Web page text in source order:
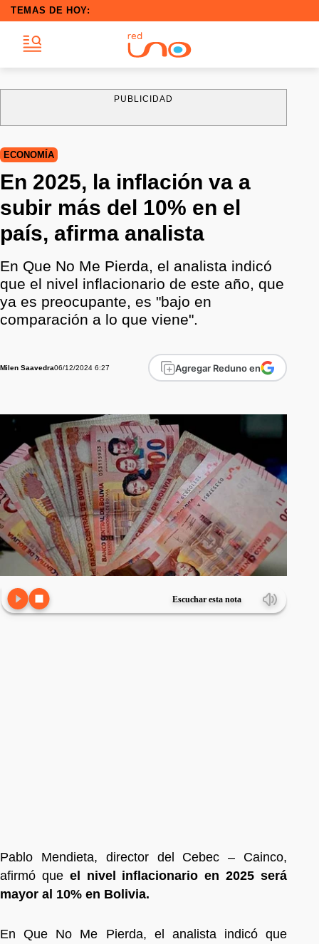
TEMAS DE HOY:
PUBLICIDAD
ECONOMÍA
En 2025, la inflación va a
subir más del 10% en el
país, afirma analista
En Que No Me Pierda, el analista indicó
que el nivel inflacionario de este año, que
ya es preocupante, es "bajo en
comparación a lo que viene".
Milen Saavedra06/12/2024 6:27 Agregar Reduno en
Escuchar esta nota
Pablo Mendieta, director del Cebec – Cainco,
afirmó queel nivel inflacionario en 2025 será
mayor al 10% en Bolivia.
En Que No Me Pierda, el analista indicó que